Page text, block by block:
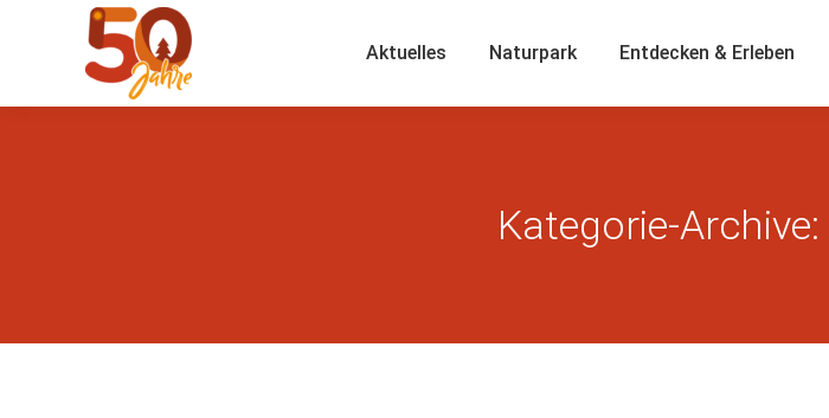
Aktuelles Naturpark Entdecken & Erleben
Kategorie-Archive: